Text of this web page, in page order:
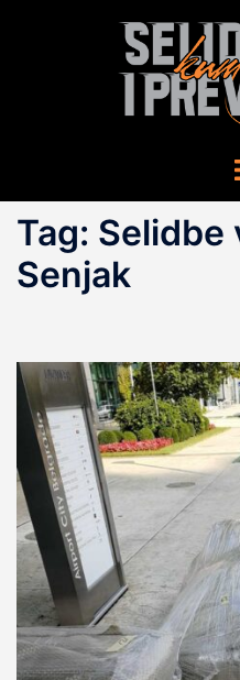
Tag: Selidbe
Senjak